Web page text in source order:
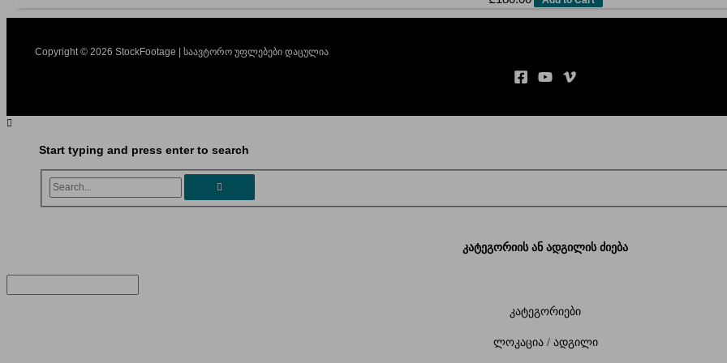
Copyright © 2026 StockFootage | საავტორო უფლებები დაცულია
Start typing and press enter to search
Search...
კატეგორიის ან ადგილის ძიება
კატეგორიები
ლოკაცია / ადგილი